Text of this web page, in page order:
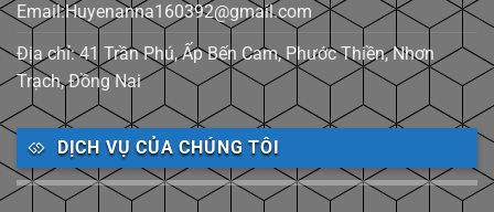
Email:Huyenanna160392@gmail.com
Địa chỉ: 41 Trần Phú, Ấp Bến Cam, Phước Thiền, Nhơn
Trạch, Đồng Nai
DỊCH VỤ CỦA CHÚNG TÔI